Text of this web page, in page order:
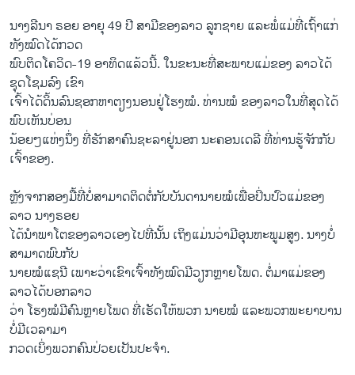
ນາງລີນາ ຣອຍ ອາຍຸ 49 ປີ ສາມີຂອງລາວ ລູກຊາຍ ແລະພໍ່ແມ່ທີ່ເຖົ້າແກ່
ທັງໝົດໄດ້ກວດ
ພົບຕິດໂຄວິດ-19 ອາທິດແລ້ວນີ້. ໃນຂະນະທີ່ສະພາບແມ່ຂອງ ລາວໄດ້
ຊຸດໂຊມລົງ ເຂົາ
ເຈົ້າໄດ້ດິ້ນລົນຊອກຫາຕຽງນອນຢູ່ໂຮງໝໍ. ທ່ານໝໍ ຂອງລາວໃນທີ່ສຸດໄດ້
ພົບເຫັນບ່ອນ
ນ້ອຍໆແຫ່ງນຶ່ງ ທີ່ຮັກສາຄົນຊະລາຢູ່ນອກ ນະຄອນເດລີ ທີ່ທ່ານຮູ້ຈັກກັບ
ເຈົ້າຂອງ.
ຫຼັງຈາກສອງມື້ທີ່ບໍ່ສາມາດຕິດຕໍ່ກັບບັນດານາຍໝໍເພື່ອປິ່ນປົວແມ່ຂອງ
ລາວ ນາງຣອຍ
ໄດ້ນຳພາໂຕຂອງລາວເອງໄປທີ່ນັ້ນ ເຖິງແມ່ນວ່າມີອຸນຫະພູມສູງ. ນາງບໍ່
ສາມາດພົບກັບ
ນາຍໝໍແຊນີ ເພາະວ່າເຂົາເຈົ້າທັງໝົດມີວຽກຫຼາຍໂພດ. ຕໍ່ມາແມ່ຂອງ
ລາວໄດ້ບອກລາວ
ວ່າ ໂຮງໝໍມີຄົນຫຼາຍໂພດ ທີ່ເຮັດໃຫ້ພວກ ນາຍໝໍ ແລະພວກພະຍາບານ
ບໍ່ມີເວລາມາ
ກວດເບິ່ງພວກຄົນປ່ວຍເປັນປະຈຳ.